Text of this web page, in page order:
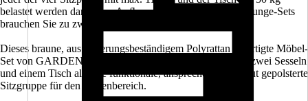
belastet werden darf. Zum Aufbau des 20 kg schweren Lounge-Sets
brauchen Sie zu zweit ca. 20 Minuten.
Dieses braune, aus witterungsbeständigem Polyrattan gefertigte Möbel-
Set von GARDEN PLACE beweist sich mit einem Sofa, zwei Sesseln
und einem Tisch als eine funktionale, ansprechende und gut gepolsterte
Sitzgruppe für den Außenbereich.